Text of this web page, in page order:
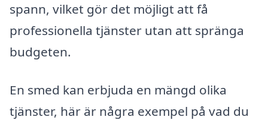
spann, vilket gör det möjligt att få
professionella tjänster utan att spränga
budgeten.
En smed kan erbjuda en mängd olika
tjänster, här är några exempel på vad du